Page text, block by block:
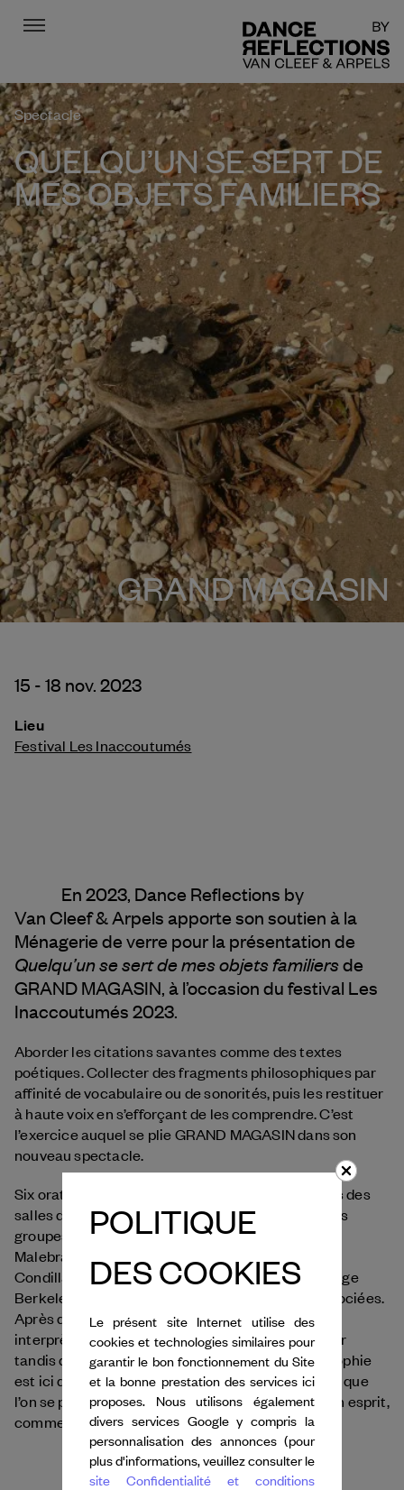
Menu
Spectacle
QUELQU’UN SE SERT DE
MES OBJETS FAMILIERS
GRAND MAGASIN
15 - 18 nov. 2023
Lieu
Festival Les Inaccoutumés
En 2023, Dance Reflections by
Van Cleef & Arpels apporte son soutien à la
Ménagerie de verre pour la présentation de
Quelqu’un se sert de mes objets familiersde
GRAND MAGASIN, à l’occasion du festival Les
Inaccoutumés 2023.
Aborder les citations savantes comme des textes
poétiques. Collecter des fragments philosophiques par
affinité de vocabulaire ou de sonorités, puis les restituer
à haute voix en s’efforçant de les comprendre. C’est
l’exercice auquel se plie GRAND MAGASIN dans son
nouveau spectacle.
Six orateurs et oratrices, d’abord disséminés dans des
salles différentes, face à un public réparti en petits
groupes, prononcent des phrases de Nicolas
Malebranche, Elizabeth Anscombe, Etienne de
Condillac, Hannah Arendt, Henri Bergson ou George
Berkeley tirées de leur contexte et librement associées.
Après des interventions simultanées en solo, les
interprètes se regroupent en duos, trios et sextuor
tandis que le public se réunit peu à peu. La philosophie
est ici donnée à saisir comme un trésor de famille que
l’on se passe de main en main, ou plutôt d’esprit en esprit,
comme on passerait d’une pièce à l’autre.
POLITIQUE
DES COOKIES
Le présent site Internet utilise des
cookies et technologies similaires pour
garantir le bon fonctionnement du Site
et la bonne prestation des services ici
proposes. Nous utilisons également
divers services Google y compris la
personnalisation des annonces (pour
plus d'informations, veuillez consulter le
site Confidentialité et conditions